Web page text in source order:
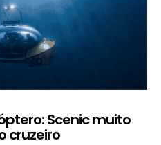
Scenic muito
cruzeiro